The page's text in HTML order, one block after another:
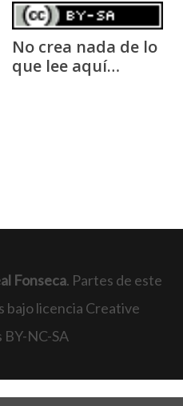
No crea nada de lo
que lee aquí…
Fonseca. Partes de este
bajo licencia Creative
BY-NC-SA